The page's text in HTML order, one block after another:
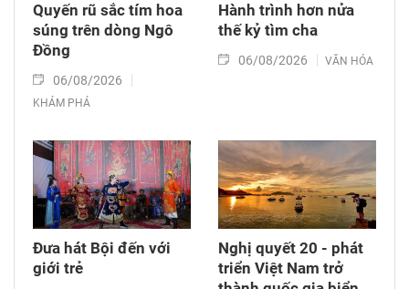
Quyến rũ sắc tím hoa
súng trên dòng Ngô
Đồng
06/08/2026
KHÁM PHÁ
Hành trình hơn nửa
thế kỷ tìm cha
06/08/2026 VĂN HÓA
Đưa hát Bội đến với
giới trẻ
Nghị quyết 20 - phát
triển Việt Nam trở